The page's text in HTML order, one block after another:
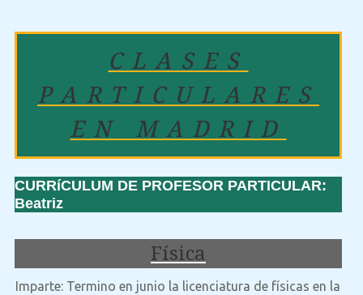
CLASES
PARTICULARES
EN MADRID
CURRíCULUM DE PROFESOR PARTICULAR:
Beatriz
Física
Imparte: Termino en junio la licenciatura de físicas en la